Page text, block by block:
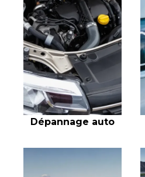
Dépannage auto